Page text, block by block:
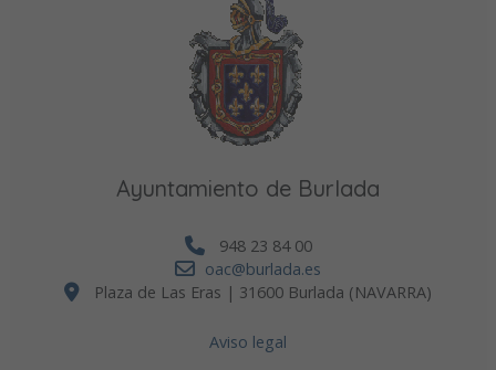
Ayuntamiento de Burlada
948 23 84 00
oac@burlada.es
Plaza de Las Eras | 31600 Burlada (NAVARRA)
Aviso legal